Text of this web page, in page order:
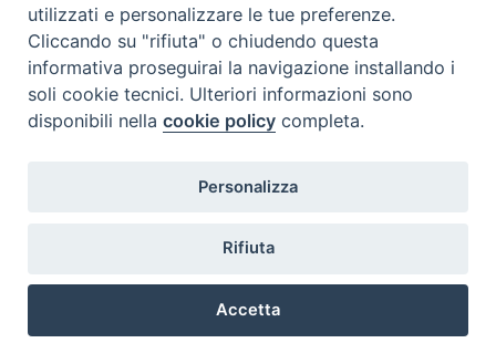
Contatti & Info
C.ne Aurelia, 50 – 00165 Roma
Contatti
Scrivi a: cnvf@chiesacattolica.it
utilizzati e personalizzare le tue preferenze.
Cliccando su "rifiuta" o chiudendo questa
informativa proseguirai la navigazione installando i
soli cookie tecnici. Ulteriori informazioni sono
disponibili nellacookie policy completa.
Personalizza
Rifiuta
Accetta